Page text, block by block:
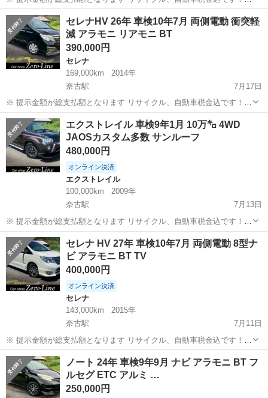
いきなりの購入はキャンセルさせて頂きます。 県外登録陸送別となり
ます。 まず支払い能力がない、約束を守れない、調べれば分かること
やくだらない質問、値引...
山口 萩市 奈古駅 セレナ 走行距離
セレナHV 26年 車検10年7月 両側電動 衝突軽
減 アラモニ リアモニ BT
390,000円
セレナ
169,000km
2014年
奈古駅
7月17日
※ 提示金額が総支払額となります リサイクル、自動車税金込です！
いきなりの購入はキャンセルさせて頂きます。 県外登録陸送別となり
ます。 まず支払い能力がない、約束を守れない、調べれば分かること
やくだらない質問、値引...
山口 萩市 奈古駅 セレナ 車両
エクストレイル 車検9年1月 10万㌔ 4WD
JAOSカスタム多数 サンルーフ
480,000円
オンライン決済
エクストレイル
100,000km
2009年
奈古駅
7月13日
※ 提示金額が総支払額となります リサイクル、自動車税金込です！
いきなりの購入はキャンセルさせて頂きます。 県外登録陸送別となり
ます。 まず支払い能力がない、約束を守れない、調べれば分かること
やくだらない質問、値引...
山口 萩市 奈古駅 エクストレイル
セレナ HV 27年 車検10年7月 両側電動 8型ナ
ビ アラモニ BT TV
400,000円
オンライン決済
セレナ
143,000km
2015年
奈古駅
7月11日
※ 提示金額が総支払額となります リサイクル、自動車税金込です！
いきなりの購入はキャンセルさせて頂きます。 県外登録陸送別となり
ます。 まず支払い能力がない、約束を守れない、調べれば分かること
やくだらない質問、値引...
山口 萩市 奈古駅 セレナ 車両
ノート 24年 車検9年9月 ナビ アラモニ BT フ
ルセグ ETC アルミ …
250,000円